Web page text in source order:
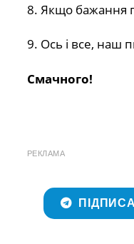
8. Якщо бажання
9. Ось і все, наш
Смачного!
РЕКЛАМА